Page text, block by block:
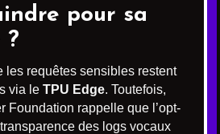
pour sa
?
les requêtes sensibles restent
via le TPU Edge. Toutefois,
Foundation rappelle que l’opt-
des logs vocaux